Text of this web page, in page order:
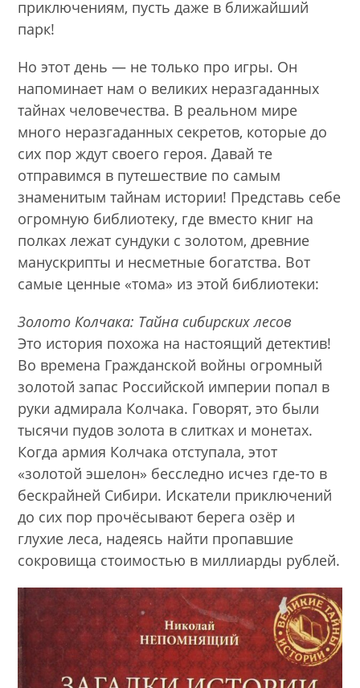
приключениям, пусть даже в ближайший
парк!
Но этот день — не только про игры. Он
напоминает нам о великих неразгаданных
тайнах человечества. В реальном мире
много неразгаданных секретов, которые до
сих пор ждут своего героя. Давай те
отправимся в путешествие по самым
знаменитым тайнам истории! Представь себе
огромную библиотеку, где вместо книг на
полках лежат сундуки с золотом, древние
манускрипты и несметные богатства. Вот
самые ценные «тома» из этой библиотеки:
Золото Колчака: Тайна сибирских лесов
Это история похожа на настоящий детектив!
Во времена Гражданской войны огромный
золотой запас Российской империи попал в
руки адмирала Колчака. Говорят, это были
тысячи пудов золота в слитках и монетах.
Когда армия Колчака отступала, этот
«золотой эшелон» бесследно исчез где-то в
бескрайней Сибири. Искатели приключений
до сих пор прочёсывают берега озёр и
глухие леса, надеясь найти пропавшие
сокровища стоимостью в миллиарды рублей.